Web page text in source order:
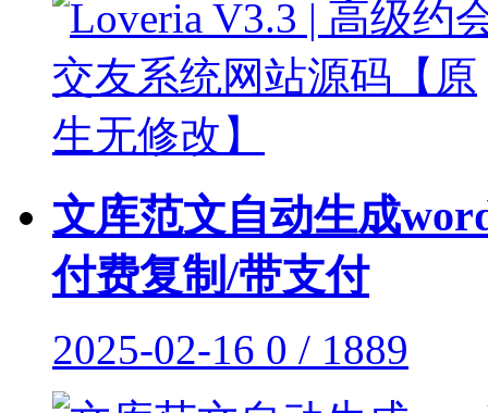
文库范文自动生成
付费复制/带支付
2025-02-16 0 / 1889